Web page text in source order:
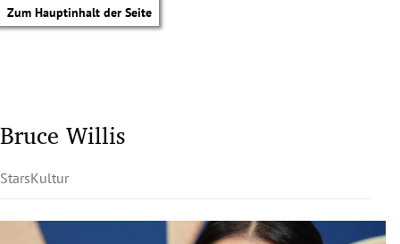
Zum Hauptinhalt der Seite
Bruce Willis
StarsKultur